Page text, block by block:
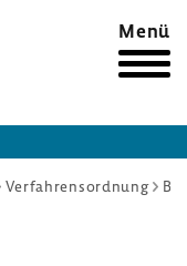
Menü
Verfahrensordnung